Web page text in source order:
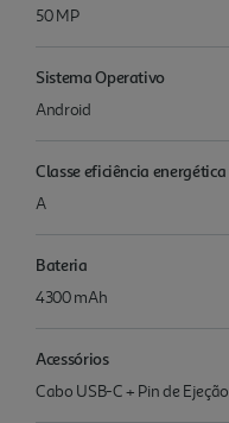
50 MP
Sistema Operativo
Android
Classe eficiência energética
A
Bateria
4300 mAh
Acessórios
Cabo USB-C + Pin de Ejeção